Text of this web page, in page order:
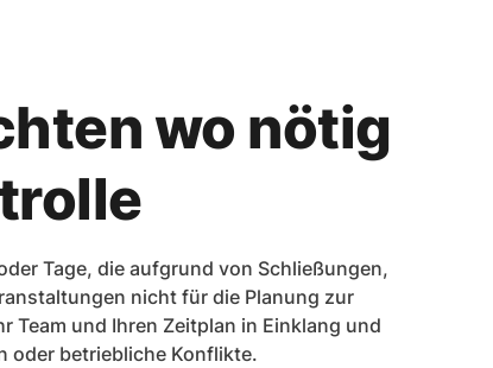
wo nötig
Tage, die aufgrund von Schließungen,
nicht für die Planung zur
Team und Ihren Zeitplan in Einklang und
oder betriebliche Konflikte.